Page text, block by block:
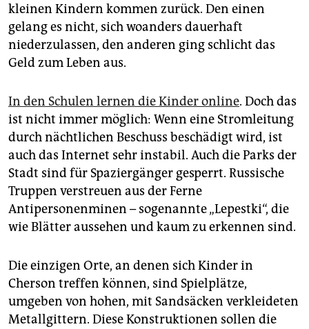
kleinen Kindern kommen zurück. Den einen
gelang es nicht, sich woanders dauerhaft
niederzulassen, den anderen ging schlicht das
Geld zum Leben aus.
In den Schulen lernen die Kinder online. Doch das
ist nicht immer möglich: Wenn eine Stromleitung
durch nächtlichen Beschuss beschädigt wird, ist
auch das Internet sehr instabil. Auch die Parks der
Stadt sind für Spaziergänger gesperrt. Russische
Truppen verstreuen aus der Ferne
Antipersonenminen – sogenannte „Lepestki“, die
wie Blätter aussehen und kaum zu erkennen sind.
Die einzigen Orte, an denen sich Kinder in
Cherson treffen können, sind Spielplätze,
umgeben von hohen, mit Sandsäcken verkleideten
Metallgittern. Diese Konstruktionen sollen die